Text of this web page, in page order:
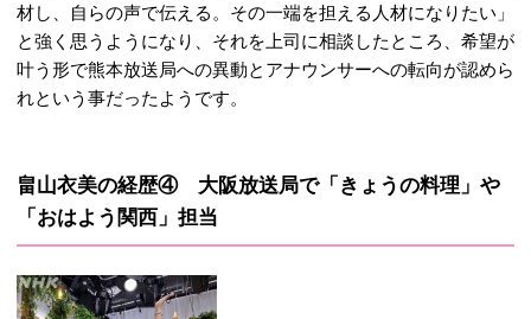
材し、自らの声で伝える。その一端を担える人材になりたい」
と強く思うようになり、それを上司に相談したところ、希望が
叶う形で熊本放送局への異動とアナウンサーへの転向が認めら
れという事だったようです。
畠山衣美の経歴④ 大阪放送局で「きょうの料理」や
「おはよう関西」担当